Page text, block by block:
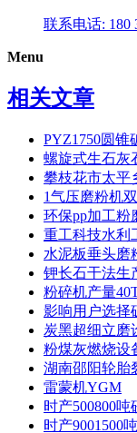
联系电话: 180
Menu
相关文章
PYZ1750圆锥
螺旋式生石灰
攀枝花市太平
1气压磨粉机
环保pp加工粉
重工科技水利
水泥板垂头磨
钾长石干法生
粉碎机产量
影响用户选择
炭黑超细立磨
粉煤灰燃烧设
湖南邵阳轮胎
雷蒙机YGM
时产500800
时产9001500